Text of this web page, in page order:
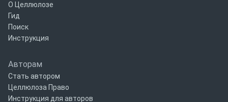
О Целлюлозе
Гид
Поиск
Инструкция
Авторам
Стать автором
Целлюлоза Право
Инструкция для авторов